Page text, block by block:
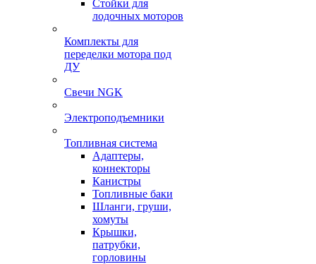
Стойки для
лодочных моторов
Комплекты для
переделки мотора под
ДУ
Свечи NGK
Электроподъемники
Топливная система
Адаптеры,
коннекторы
Канистры
Топливные баки
Шланги, груши,
хомуты
Крышки,
патрубки,
горловины